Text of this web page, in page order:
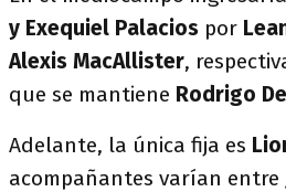
y Exequiel Palacios por
Alexis MacAllister,
que se mantiene Rodrigo
Adelante, la única fija es
acompañantes varían entre